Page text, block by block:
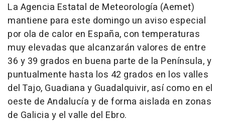
La Agencia Estatal de Meteorología (Aemet)
mantiene para este domingo un aviso especial
por ola de calor en España, con temperaturas
muy elevadas que alcanzarán valores de entre
36 y 39 grados en buena parte de la Península, y
puntualmente hasta los 42 grados en los valles
del Tajo, Guadiana y Guadalquivir, así como en el
oeste de Andalucía y de forma aislada en zonas
de Galicia y el valle del Ebro.